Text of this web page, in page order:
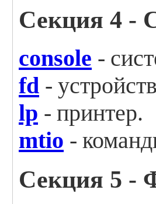
Секция 4 -
console -
fd -
lp - принтер.
mtio -
Секция 5 -